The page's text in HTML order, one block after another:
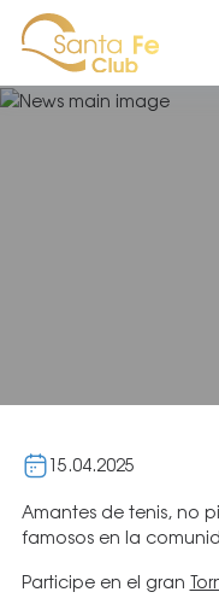
15.04.2025
Amantes de tenis, no
famosos en la
Participe en el gran